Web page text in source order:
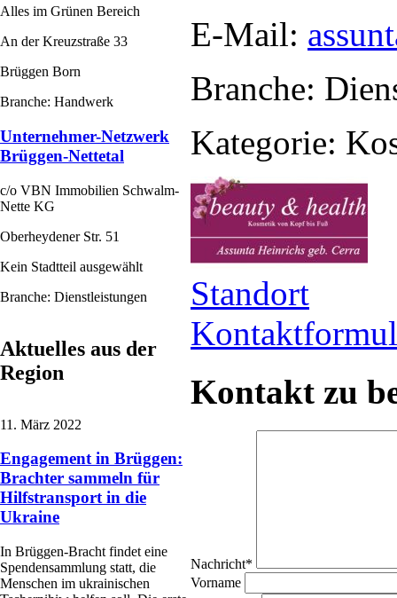
Alles im Grünen Bereich
An der Kreuzstraße 33
Brüggen Born
Branche: Handwerk
Unternehmer-Netzwerk
Brüggen-Nettetal
c/o VBN Immobilien Schwalm-
Nette KG
Oberheydener Str. 51
Kein Stadtteil ausgewählt
Branche: Dienstleistungen
Aktuelles aus der
Region
11. März 2022
Engagement in Brüggen:
Brachter sammeln für
Hilfstransport in die
Ukraine
In Brüggen-Bracht findet eine
Spendensammlung statt, die
Menschen im ukrainischen
E-Mail:
Branche:
Kategorie:
Standort
Kontakt zu
Nachricht*
Vorname